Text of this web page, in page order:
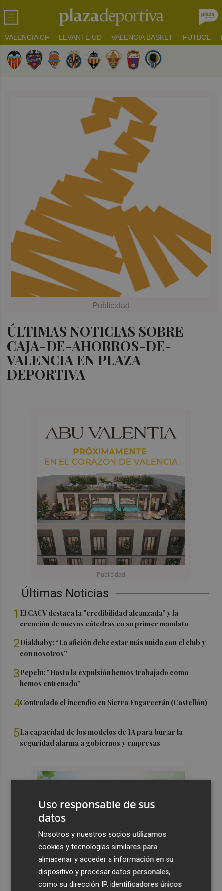
VALENCIA CF LEVANTE UD VALENCIA BASKET FUTBOL
ÚLTIMAS NOTICIAS SOBRE
CAJA-DE-AHORROS-DE-
VALENCIA EN PLAZA
DEPORTIVA
Últimas Noticias
1 El CACV destaca la "credibilidad alcanzada" y la
creación de nuevas cátedras en su primer mandato
2Diakhaby: “La afición debe estar más unida con el club y
con nosotros”
3Pepelu: "Hasta la expulsión hemos trabajado como
hemos entrenado"
4Controlado el incendio en Sierra Engarcerán (Castellón)
5La capacidad de los modelos de IA para burlar la
seguridad alarma a gobiernos y empresas
Uso responsable de sus
datos
Nosotros y nuestros socios utilizamos
cookies y tecnologías similares para
almacenar y acceder a información en su
dispositivo y procesar datos personales,
como su dirección IP, identificadores únicos